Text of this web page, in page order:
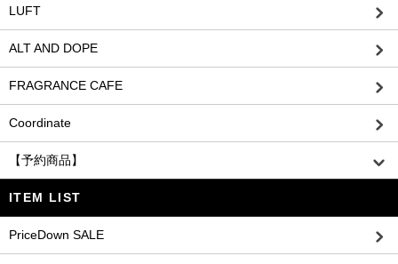
LUFT
ALT AND DOPE
FRAGRANCE CAFE
Coordinate
【予約商品】
ITEM LIST
PriceDown SALE